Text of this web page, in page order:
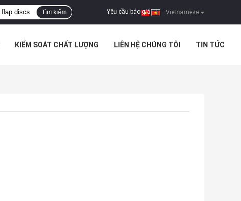
Vietnamese
Yêu cầu báo giá |
Tìm kiếm
KIỂM SOÁT CHẤT LƯỢNG LIÊN HỆ CHÚNG TÔI TIN TỨC